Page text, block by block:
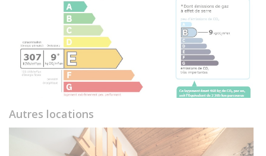
Autres locations